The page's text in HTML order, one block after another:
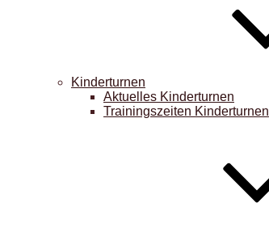
Kinderturnen
Aktuelles Kinderturnen
Trainingszeiten Kinderturnen